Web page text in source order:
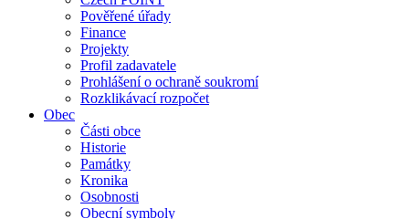
Pověřené úřady
Finance
Projekty
Profil zadavatele
Prohlášení o ochraně soukromí
Rozklikávací rozpočet
Obec
Části obce
Historie
Památky
Kronika
Osobnosti
Obecní symboly